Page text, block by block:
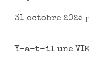
31 octobre 2025
Y-a-t-il une VIE